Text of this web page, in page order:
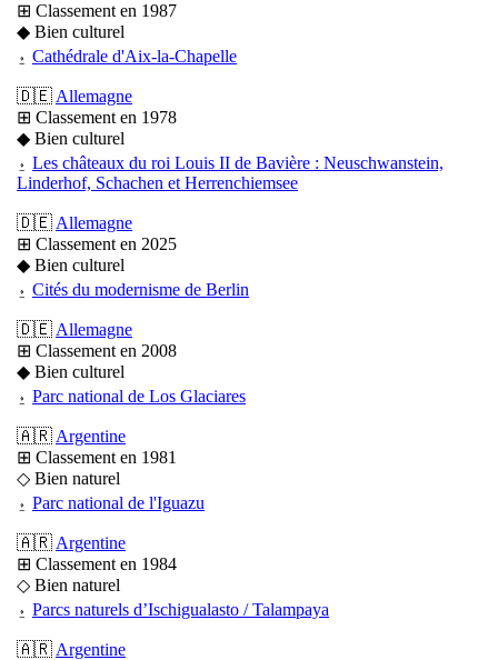
⊞ Classement en 1987
◆ Bien culturel
⍚ Cathédrale d'Aix-la-Chapelle
🇩🇪 Allemagne
⊞ Classement en 1978
◆ Bien culturel
⍚ Les châteaux du roi Louis II de Bavière : Neuschwanstein,
Linderhof, Schachen et Herrenchiemsee
🇩🇪 Allemagne
⊞ Classement en 2025
◆ Bien culturel
⍚ Cités du modernisme de Berlin
🇩🇪 Allemagne
⊞ Classement en 2008
◆ Bien culturel
⍚ Parc national de Los Glaciares
🇦🇷 Argentine
⊞ Classement en 1981
◇ Bien naturel
⍚ Parc national de l'Iguazu
🇦🇷 Argentine
⊞ Classement en 1984
◇ Bien naturel
⍚ Parcs naturels d’Ischigualasto / Talampaya
🇦🇷 Argentine